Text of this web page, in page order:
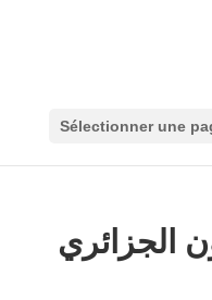
Sélectionner une
الجزائري